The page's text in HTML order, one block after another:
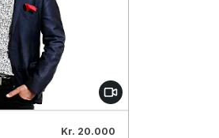
Kr. 20.000